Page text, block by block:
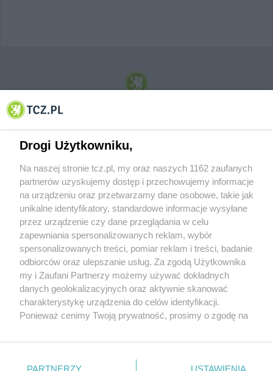
© 2001-2026 Tczew - TCZ.PL Sp. z o.o. Internetowy Serwis Informacyjny Miasta
O FIRMIE POLITYKA PRYWATNOŚCI HOSTING
REKLAMA WSPÓŁPRACA RSS FACEBOOK KONTAKT
Nasze serwisy
Aktualności
Tcz24
Muzyka i kultura
Archiwum wydarzeń
Drogi Użytkowniku,
Na naszej stronie tcz.pl, my oraz naszych 1162 zaufanych
partnerów uzyskujemy dostęp i przechowujemy informacje
na urządzeniu oraz przetwarzamy dane osobowe, takie jak
unikalne identyfikatory, standardowe informacje wysyłane
przez urządzenie czy dane przeglądania w celu
zapewniania spersonalizowanych reklam, wybór
spersonalizowanych treści, pomiar reklam i treści, badanie
odbiorców oraz ulepszanie usług. Za zgodą Użytkownika
my i Zaufani Partnerzy możemy używać dokładnych
danych geolokalizacyjnych oraz aktywnie skanować
charakterystykę urządzenia do celów identyfikacji.
Ponieważ cenimy Twoją prywatność, prosimy o zgodę na
PARTNERZY USTAWIENIA